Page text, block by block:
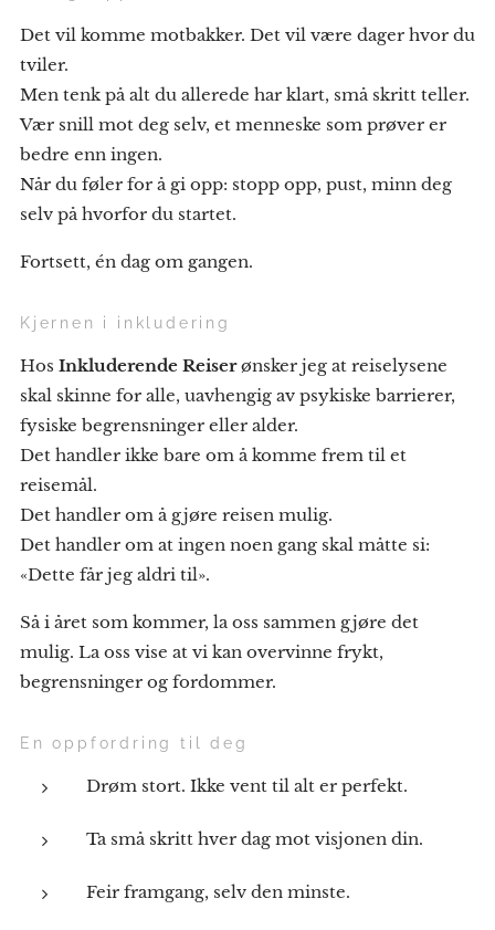
Det vil komme motbakker. Det vil være dager hvor du
tviler.
Men tenk på alt du allerede har klart, små skritt teller.
Vær snill mot deg selv, et menneske som prøver er
bedre enn ingen.
Når du føler for å gi opp: stopp opp, pust, minn deg
selv på hvorfor du startet.
Fortsett, én dag om gangen.
Kjernen i inkludering
Hos Inkluderende Reiserønsker jeg at reiselysene
skal skinne for alle, uavhengig av psykiske barrierer,
fysiske begrensninger eller alder.
Det handler ikke bare om å komme frem til et
reisemål.
Det handler om å gjøre reisen mulig.
Det handler om at ingen noen gang skal måtte si:
«Dette får jeg aldri til».
Så i året som kommer, la oss sammen gjøre det
mulig. La oss vise at vi kan overvinne frykt,
begrensninger og fordommer.
En oppfordring til deg
Drøm stort. Ikke vent til alt er perfekt.
Ta små skritt hver dag mot visjonen din.
Feir framgang, selv den minste.